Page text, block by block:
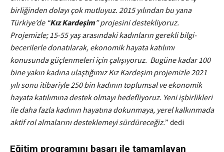
birliğinden dolayı çok mutluyuz. 2015 yılından bu yana
Türkiye’de “Kız Kardeşim” projesini destekliyoruz.
Projemizle; 15-55 yaş arasındaki kadınların gerekli bilgi-
becerilerle donatılarak, ekonomik hayata katılımı
konusunda güçlenmeleri için çalışıyoruz. Bugüne kadar 100
bine yakın kadına ulaştığımız Kız Kardeşim projemizle 2021
yılı sonu itibariyle 250 bin kadının toplumsal ve ekonomik
hayata katılımına destek olmayı hedefliyoruz. Yeni işbirlikleri
ile daha fazla kadının hayatına dokunmaya, yerel kalkınmada
aktif rol almalarını desteklemeyi sürdüreceğiz.” dedi
Eğitim programını başarı ile tamamlayan